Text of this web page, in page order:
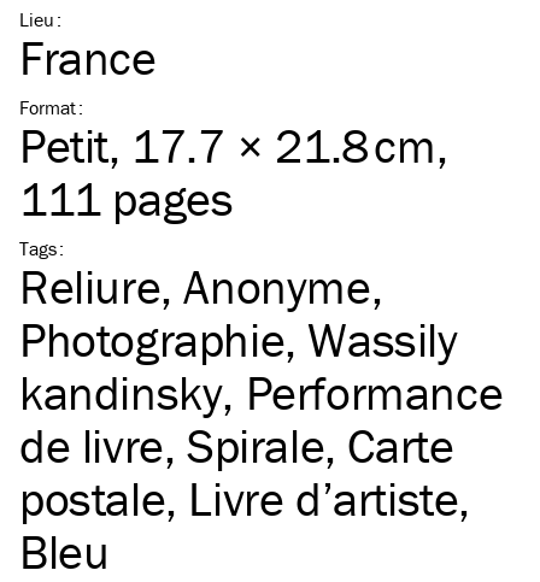
Lieu :
France
Format:
Petit, 17.7 × 21.8 cm,
111 pages
Tags:
Reliure Anonyme
Photographie Wassily
kandinsky Performance
de livre Spirale Carte
postale Livre d’artiste
Bleu